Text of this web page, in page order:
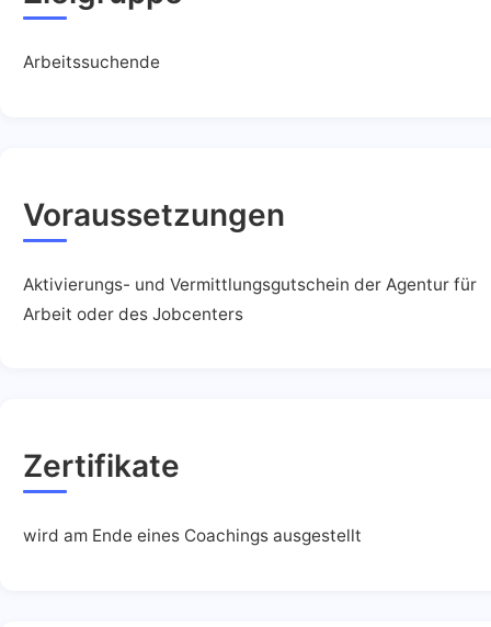
Arbeitssuchende
Voraussetzungen
Aktivierungs- und Vermittlungsgutschein der Agentur für
Arbeit oder des Jobcenters
Zertifikate
wird am Ende eines Coachings ausgestellt